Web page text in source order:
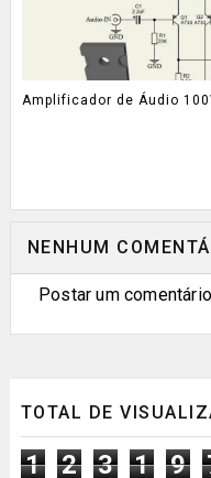
Amplificador de Áudio
NENHUM
Postar um comentário
TOTAL DE
1 2 3 1 9